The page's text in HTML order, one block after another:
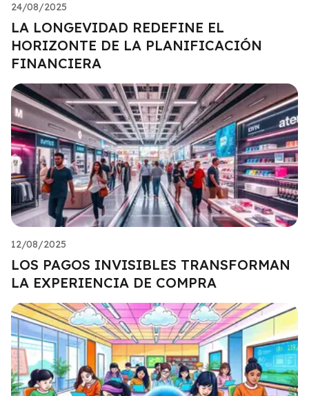
24/08/2025
LA LONGEVIDAD REDEFINE EL
HORIZONTE DE LA PLANIFICACIÓN
FINANCIERA
12/08/2025
LOS PAGOS INVISIBLES TRANSFORMAN
LA EXPERIENCIA DE COMPRA